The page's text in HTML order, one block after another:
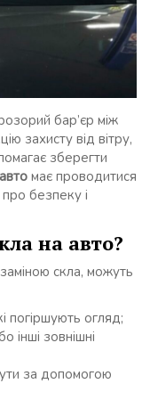
бар’єр між
захисту від вітру,
зберегти
має проводитися
безпеку і
на авто?
скла, можуть
погіршують огляд;
зовнішні
за допомогою